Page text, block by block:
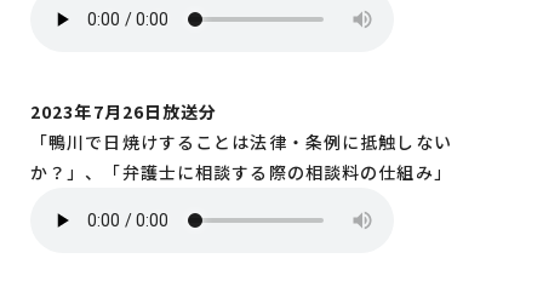
2023年7月26日放送分
「鴨川で日焼けすることは法律・条例に抵触しない
か？」、「弁護士に相談する際の相談料の仕組み」